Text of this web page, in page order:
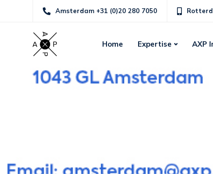
Amsterdam +31 (0)20 280 7050
Home Expertise AXP
Alle berichten